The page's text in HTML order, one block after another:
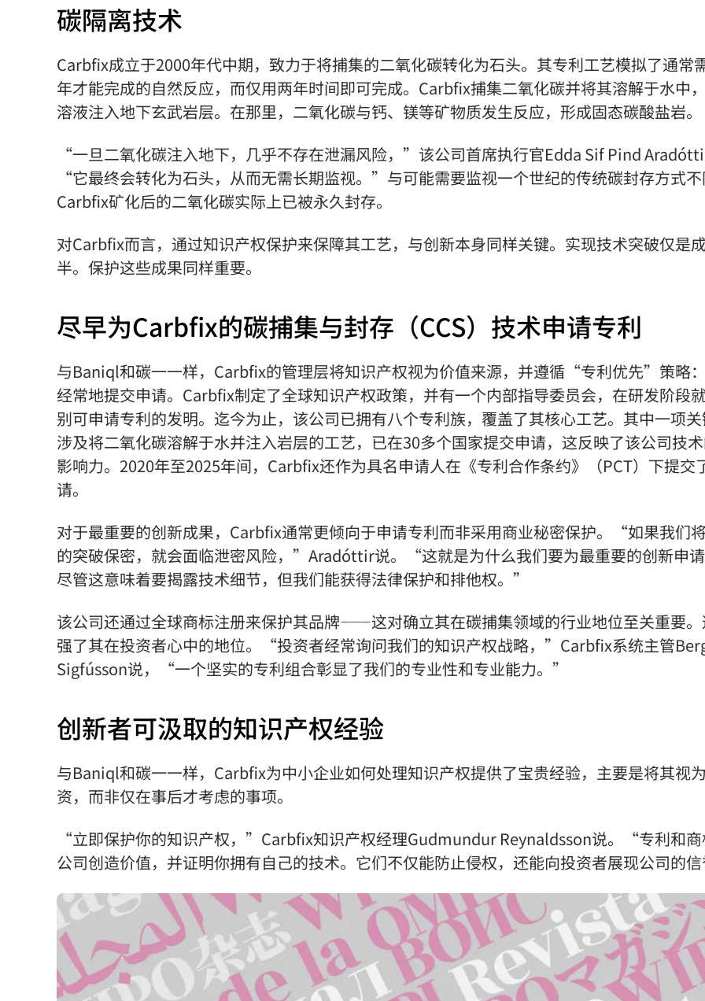
碳隔离技术
Carbfix成立于2000年代中期，致力于将捕集的二氧化碳转化为石头。其专利工艺模拟了通常
年才能完成的自然反应，而仅用两年时间即可完成。Carbfix捕集二氧化碳并将其溶解于水中
溶液注入地下玄武岩层。在那里，二氧化碳与钙、镁等矿物质发生反应，形成固态碳酸盐岩。
“一旦二氧化碳注入地下，几乎不存在泄漏风险，”该公司首席执行官Edda Sif Pind
“它最终会转化为石头，从而无需长期监视。”与可能需要监视一个世纪的传统碳封存方式
Carbfix矿化后的二氧化碳实际上已被永久封存。
对Carbfix而言，通过知识产权保护来保障其工艺，与创新本身同样关键。实现技术突破仅是
半。保护这些成果同样重要。
尽早为Carbfix的碳捕集与封存（CCS）技术申请专利
与Baniql和碳一一样，Carbfix的管理层将知识产权视为价值来源，并遵循“专利优先”策略
经常地提交申请。Carbfix制定了全球知识产权政策，并有一个内部指导委员会，在研发阶段
别可申请专利的发明。迄今为止，该公司已拥有八个专利族，覆盖了其核心工艺。其中一项
涉及将二氧化碳溶解于水并注入岩层的工艺，已在30多个国家提交申请，这反映了该公司技
影响力。2020年至2025年间，Carbfix还作为具名申请人在《专利合作条约》（PCT）下提交
请。
对于最重要的创新成果，Carbfix通常更倾向于申请专利而非采用商业秘密保护。“如果我们
的突破保密，就会面临泄密风险，”Aradóttir说。“这就是为什么我们要为最重要的创新申
尽管这意味着要揭露技术细节，但我们能获得法律保护和排他权。”
该公司还通过全球商标注册来保护其品牌——这对确立其在碳捕集领域的行业地位至关重要
强了其在投资者心中的地位。“投资者经常询问我们的知识产权战略，”Carbfix系统主管
Sigfússon说，“一个坚实的专利组合彰显了我们的专业性和专业能力。”
创新者可汲取的知识产权经验
与Baniql和碳一一样，Carbfix为中小企业如何处理知识产权提供了宝贵经验，主要是将其视
资，而非仅在事后才考虑的事项。
“立即保护你的知识产权，”Carbfix知识产权经理Gudmundur Reynaldsson说。“专利和
公司创造价值，并证明你拥有自己的技术。它们不仅能防止侵权，还能向投资者展现公司的